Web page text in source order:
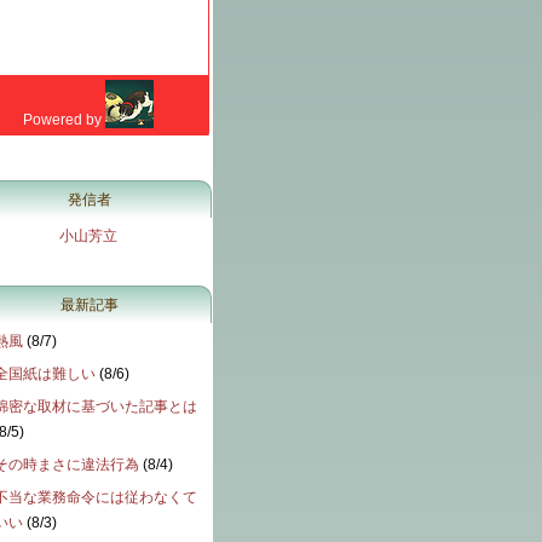
発信者
小山芳立
最新記事
風 (8/7)
国紙は難しい (8/6)
密な取材に基づいた記事とは
8/5)
の時まさに違法行為 (8/4)
当な業務命令には従わなくて
い (8/3)